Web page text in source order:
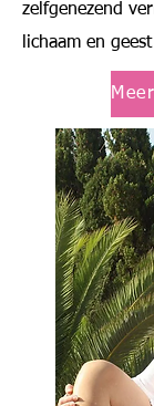
zelfgenezend
lichaam en